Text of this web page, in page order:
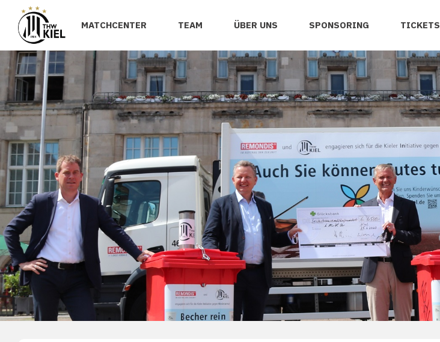
MATCHCENTER TEAM ÜBER UNS SPONSORING TICKETS